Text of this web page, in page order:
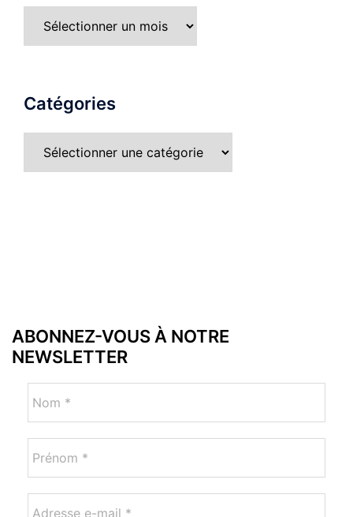
Catégories
ABONNEZ-VOUS À NOTRE
NEWSLETTER